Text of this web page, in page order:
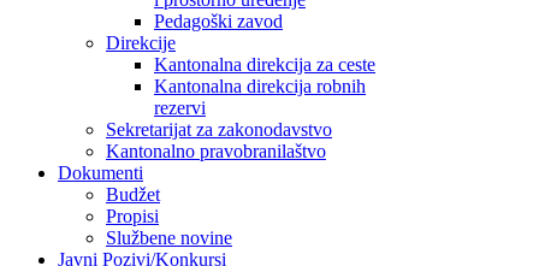
Pedagoški zavod
Direkcije
Kantonalna direkcija za ceste
Kantonalna direkcija robnih
rezervi
Sekretarijat za zakonodavstvo
Kantonalno pravobranilaštvo
Dokumenti
Budžet
Propisi
Službene novine
Javni Pozivi/Konkursi